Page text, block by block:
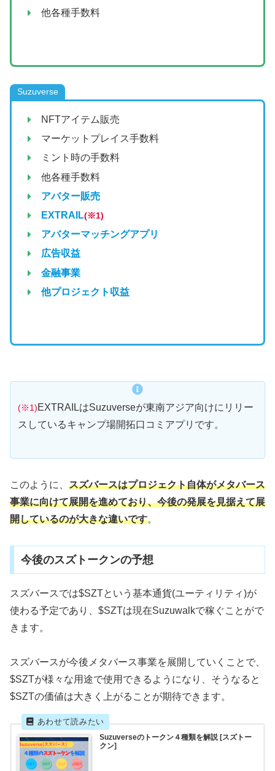
他各種手数料
Suzuverse
NFTアイテム販売
マーケットプレイス手数料
ミント時の手数料
他各種手数料
アバター販売
EXTRAIL(※1)
アバターマッチングアプリ
広告収益
金融事業
他プロジェクト収益
(※1)EXTRAILはSuzuverseが東南アジア向けにリリー
スしているキャンプ場開拓口コミアプリです。
このように、 スズバースはプロジェクト自体がメタバース
事業に向けて展開を進めており、今後の発展を見据えて展
開しているのが大きな違いです。
今後のスズトークンの予想
スズバースでは$SZTという基本通貨(ユーティリティ)が
使わる予定であり、$SZTは現在Suzuwalkで稼ぐことがで
きます。
スズバースが今後メタバース事業を展開していくことで、
$SZTが様々な用途で使用できるようになり、そうなると
$SZTの価値は大きく上がることが期待できます。
Suzuverseのトークン４種類を解説 [スズトー
クン]